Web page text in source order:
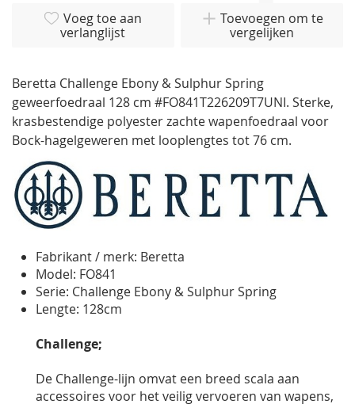
Voeg toe aan
verlanglijst
Toevoegen om te
vergelijken
Beretta Challenge Ebony & Sulphur Spring
geweerfoedraal 128 cm #FO841T226209T7UNI. Sterke,
krasbestendige polyester zachte wapenfoedraal voor
Bock-hagelgeweren met looplengtes tot 76 cm.
Fabrikant / merk: Beretta
Model: FO841
Serie: Challenge Ebony & Sulphur Spring
Lengte: 128cm
Challenge;
De Challenge-lijn omvat een breed scala aan
accessoires voor het veilig vervoeren van wapens,